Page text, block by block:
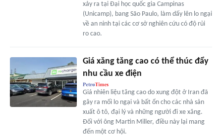
xảy ra tại Đại học quốc gia Campinas
(Unicamp), bang São Paulo, làm dấy lên lo ngại
về an ninh tại các cơ sở nghiên cứu có độ rủi
ro cao.
Giá xăng tăng cao có thể thúc đẩy
nhu cầu xe điện
Giá nhiên liệu tăng cao do xung đột ở Iran đã
gây ra mối lo ngại và bất ổn cho các nhà sản
xuất ô tô, đại lý và những người đi xe xăng.
Đối với ông Martin Miller, điều này lại mang
đến một cơ hội.